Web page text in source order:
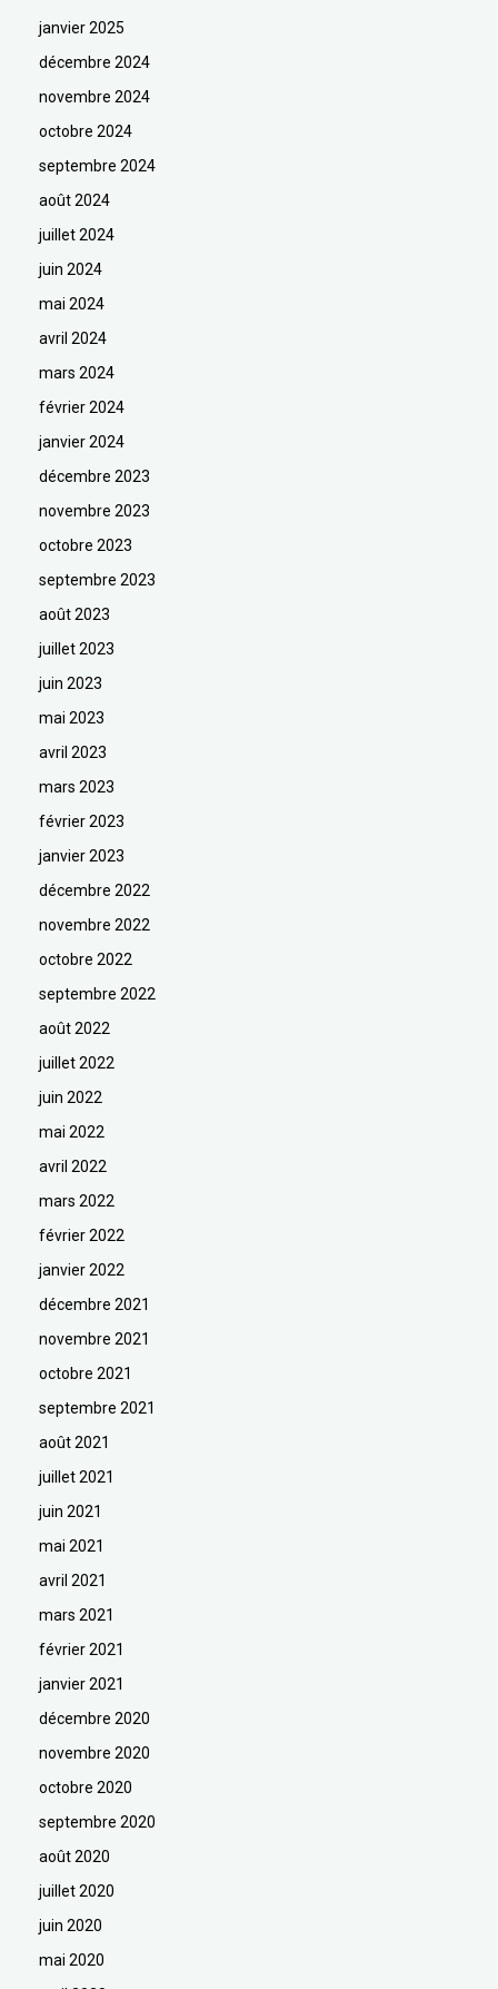
janvier 2025
décembre 2024
novembre 2024
octobre 2024
septembre 2024
août 2024
juillet 2024
juin 2024
mai 2024
avril 2024
mars 2024
février 2024
janvier 2024
décembre 2023
novembre 2023
octobre 2023
septembre 2023
août 2023
juillet 2023
juin 2023
mai 2023
avril 2023
mars 2023
février 2023
janvier 2023
décembre 2022
novembre 2022
octobre 2022
septembre 2022
août 2022
juillet 2022
juin 2022
mai 2022
avril 2022
mars 2022
février 2022
janvier 2022
décembre 2021
novembre 2021
octobre 2021
septembre 2021
août 2021
juillet 2021
juin 2021
mai 2021
avril 2021
mars 2021
février 2021
janvier 2021
décembre 2020
novembre 2020
octobre 2020
septembre 2020
août 2020
juillet 2020
juin 2020
mai 2020